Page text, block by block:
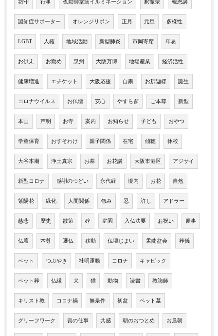
坊守 行事 夜勤御堂筋イルミネーション 釈徹宗 報恩講
認知症サポーター オレンジリボン 正月 元旦 多様性
LGBT 人権 地域活動 新型肺炎 市岡寄席 年忌
お供え お勤め 泉州 大阪万博 地場産業 経済活性
健康増進 エチケット 大阪応援 自粛 お釈迦様 誕生
コロナウイルス お仏壇 安心 やすらぎ ご本尊 新型
本山 声明 お寺 案内 お知らせ 子ども おやつ
学童保育 おすそわけ 親子関係 在宅 傾聴 休校
大谷本廟 浄土真宗 お墓 お花講 大阪市港区 アジサイ
新型コロナ 感謝のつどい 永代経 境内 お花 自然
紫陽花 緑化 人間関係 怨み 忍 許し アドラー
慈悲 歴史 散策 碑 庭園 入仏法要 お祝い 慶事
仏壇 本尊 遷仏 移動 仏壇じまい 盂蘭盆会 葬儀
ペット つぶやき 社明運動 コロナ キャピック
ペット葬 仏縁 犬 猫 動物 読書 教誨師
キリスト教 コロナ禍 無条件 初盆 ペット墓
グリーフワーク 喪の仕事 共感 朝のおつとめ お晨朝